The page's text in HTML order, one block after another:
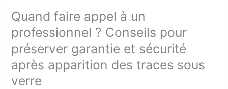
Quand faire appel à un
professionnel ? Conseils pour
préserver garantie et sécurité
après apparition des traces sous
verre